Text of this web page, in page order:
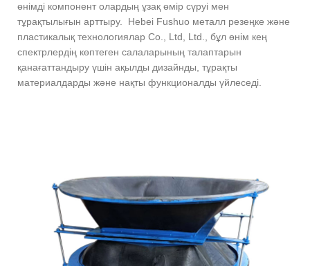
өнімді компонент олардың ұзақ өмір сүруі мен
тұрақтылығын арттыру. Hebei Fushuo металл резеңке және
пластикалық технологиялар Co., Ltd, Ltd., бұл өнім кең
спектрлердің көптеген салаларының талаптарын
қанағаттандыру үшін ақылды дизайнды, тұрақты
материалдарды және нақты функционалды үйлеседі.